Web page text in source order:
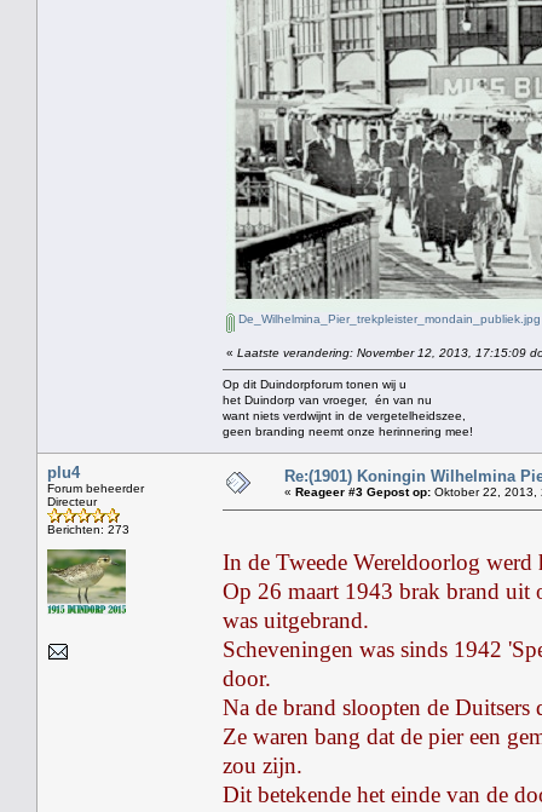
De_Wilhelmina_Pier_trekpleister_mondain_publiek.jpg
« Laatste verandering: November 12, 2013, 17:15:09
Op dit Duindorpforum tonen wij u
het Duindorp van vroeger, én van nu
want niets verdwijnt in de vergetelheidszee,
geen branding neemt onze herinnering mee!
plu4
Forum beheerder
Directeur
Berichten: 273
Re:(1901) Koningin Wilhelmina
« Reageer #3 Gepost op: Oktober 22, 2013,
In de Tweede Wereldoorlog
Op 26 maart 1943 brak brand uit
was uitgebrand.
Scheveningen was sinds 1942
door.
Na de brand sloopten de Duitsers
Ze waren bang dat de pier een
zou zijn.
Dit betekende het einde van de